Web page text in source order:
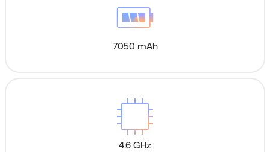
7050 mAh
4.6 GHz